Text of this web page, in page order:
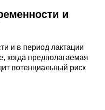
и
и в период лактации
когда предполагаемая
потенциальный риск